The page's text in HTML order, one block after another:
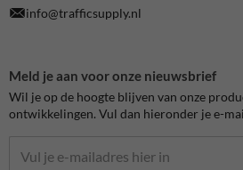
info@trafficsupply.nl
Meld je aan voor onze nieuwsbrief
Wil je op de hoogte blijven van onze
ontwikkelingen. Vul dan hieronder je e-